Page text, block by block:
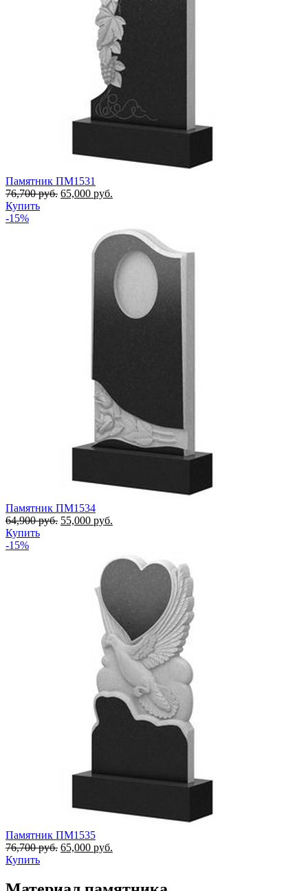
Памятник ПМ1531
76,700руб. 65,000 руб.
Купить
-15%
Памятник ПМ1534
64,900руб. 55,000 руб.
Купить
-15%
Памятник ПМ1535
76,700руб. 65,000 руб.
Купить